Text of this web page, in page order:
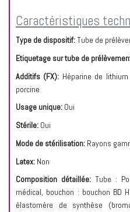
Caractéristiques
Type de dispositif:Tube de
Etiquetage sur tube de
Additifs (FX): Héparine de
porcine
Usage unique: Oui
Stérile: Oui
Mode de stérilisation: Rayons
Latex: Non
Composition détaillée: Tube :
médical, bouchon : bouchon BD
élastomère de synthèse